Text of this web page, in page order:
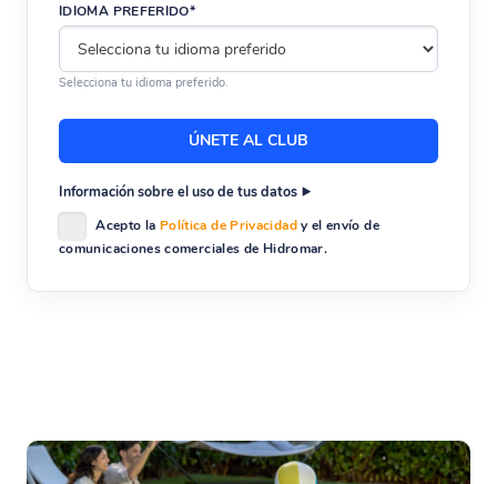
IDIOMA PREFERIDO*
Selecciona tu idioma preferido.
Información sobre el uso de tus datos
Acepto la Política de Privacidady el envío de
comunicaciones comerciales de Hidromar.